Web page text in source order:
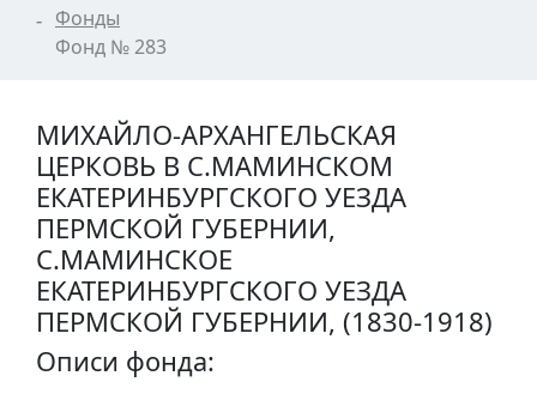
Фонды
Фонд № 283
МИХАЙЛО-АРХАНГЕЛЬСКАЯ
ЦЕРКОВЬ В С.МАМИНСКОМ
ЕКАТЕРИНБУРГСКОГО УЕЗДА
ПЕРМСКОЙ ГУБЕРНИИ,
С.МАМИНСКОЕ
ЕКАТЕРИНБУРГСКОГО УЕЗДА
ПЕРМСКОЙ ГУБЕРНИИ, (1830-1918)
Описи фонда: